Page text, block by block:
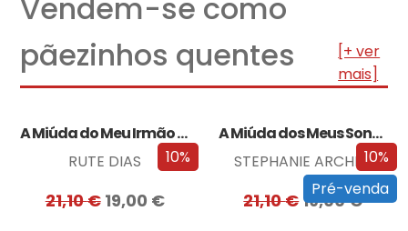
Vendem-se como
pãezinhos quentes
[+ ver
mais]
10%
A Miúda do Meu Irmão – Edição…
RUTE DIAS
21,10€ 19,00 €
10%
Pré-venda
A Miúda dos Meus Sonhos – Edição…
STEPHANIE ARCHER
21,10€19,00€